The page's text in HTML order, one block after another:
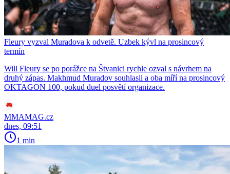
Fleury vyzval Muradova k odvetě. Uzbek kývl na prosincový
termín
Will Fleury se po porážce na Štvanici rychle ozval s návrhem na
druhý zápas. Makhmud Muradov souhlasil a oba míří na prosincový
OKTAGON 100, pokud duel posvětí organizace.
MMAMAG.cz
dnes, 09:51
1 min